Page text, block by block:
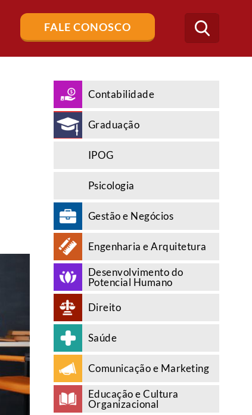
FALE CONOSCO
Buscar
no
blog
Contabilidade
Graduação
IPOG
Psicologia
Gestão e Negócios
Engenharia e Arquitetura
Desenvolvimento do
Potencial Humano
Direito
Saúde
Comunicação e Marketing
Educação e Cultura
Organizacional